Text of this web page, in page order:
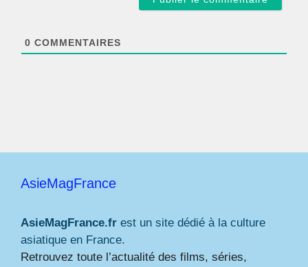
0 COMMENTAIRES
AsieMagFrance
AsieMagFrance.fr est un site dédié à la culture
asiatique en France.
Retrouvez toute l’actualité des films, séries,